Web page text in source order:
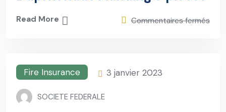
Read More Commentaires fermés
Fire Insurance 3 janvier 2023
SOCIETE FEDERALE